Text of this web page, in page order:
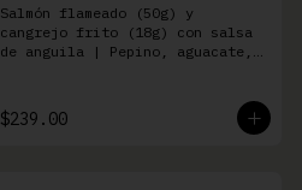
Salmón flameado (50g) y
cangrejo frito (18g) con salsa
de anguila | Pepino, aguacate,
$239.00